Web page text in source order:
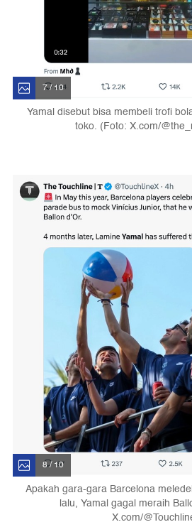
7 / 10
Yamal disebut bisa membeli trofi
toko. (Foto: X.com/
8 / 10
Apakah gara-gara Barcelona
lalu, Yamal gagal meraih
X.com/